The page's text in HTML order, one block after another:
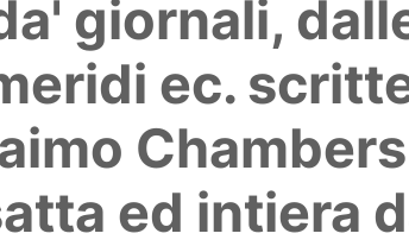
giornali,
ec.
ed intiera